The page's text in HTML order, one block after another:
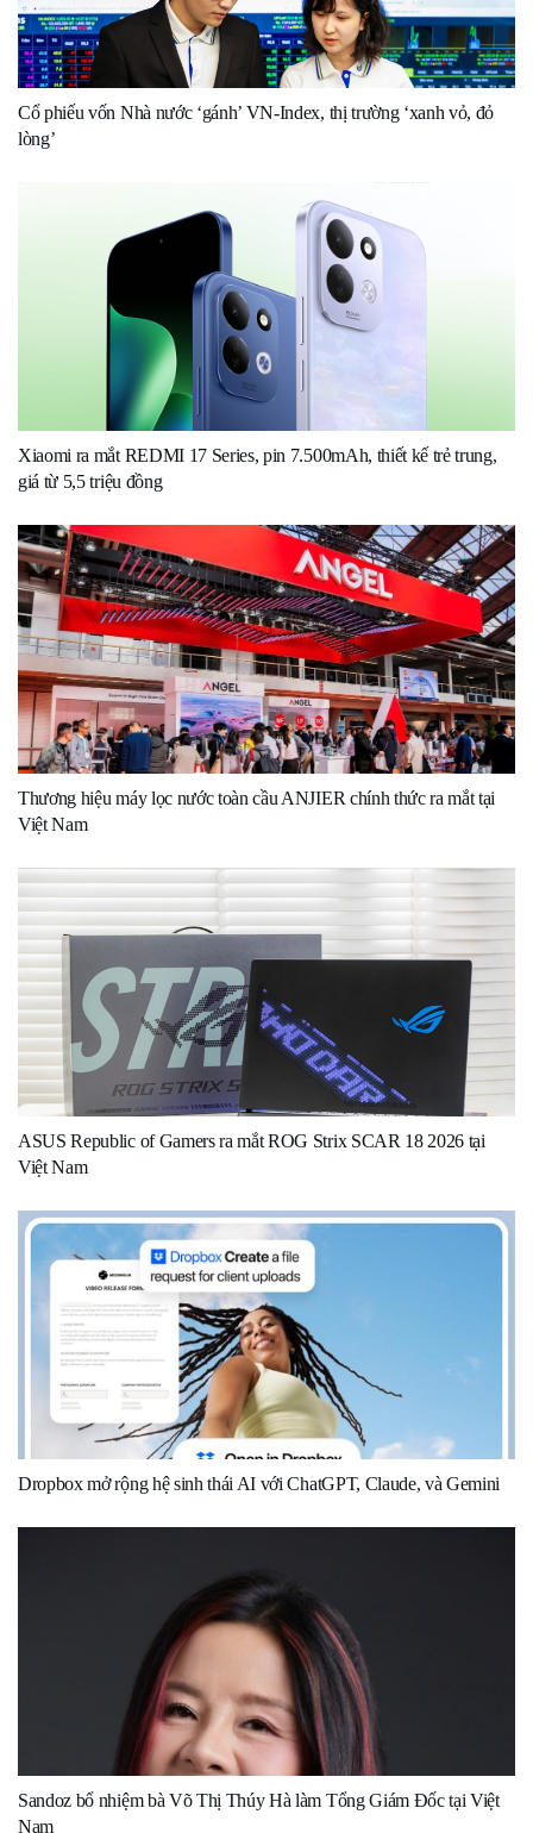
Cổ phiếu vốn Nhà nước ‘gánh’ VN-Index, thị trường ‘xanh vỏ, đỏ
lòng’
Xiaomi ra mắt REDMI 17 Series, pin 7.500mAh, thiết kế trẻ trung,
giá từ 5,5 triệu đồng
Thương hiệu máy lọc nước toàn cầu ANJIER chính thức ra mắt tại
Việt Nam
ASUS Republic of Gamers ra mắt ROG Strix SCAR 18 2026 tại
Việt Nam
Dropbox mở rộng hệ sinh thái AI với ChatGPT, Claude, và Gemini
Sandoz bổ nhiệm bà Võ Thị Thúy Hà làm Tổng Giám Đốc tại Việt
Nam